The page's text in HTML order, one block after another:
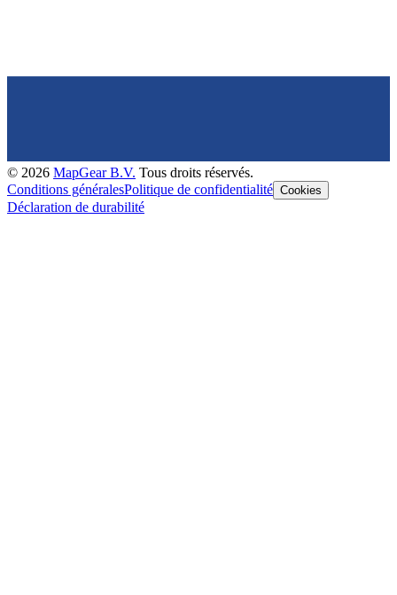
© 2026 MapGear B.V. Tous droits réservés.
Conditions généralesPolitique de confidentialité Cookies
Déclaration de durabilité